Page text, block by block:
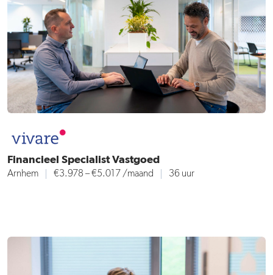
Financieel Specialist Vastgoed
Arnhem €3.978 – €5.017 /maand 36 uur